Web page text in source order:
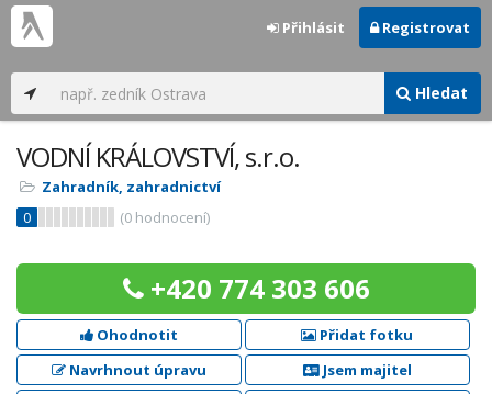
Hledat
Přihlásit Registrovat
VODNÍ KRÁLOVSTVÍ, s.r.o.
Zahradník, zahradnictví
0
(0 hodnocení)
+420 774 303 606
Ohodnotit
Přidat fotku
Navrhnout úpravu
Jsem majitel